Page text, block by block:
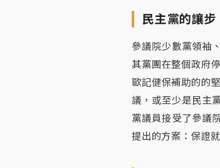
民主黨的讓步
參議院少數黨領袖
其黨團在整個政府
歐記健保補助的的
議，或至少是民主
黨議員接受了參議
提出的方案：保證